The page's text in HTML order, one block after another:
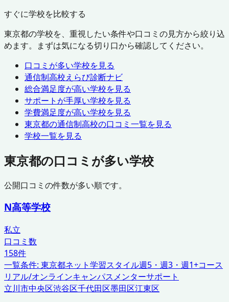
すぐに学校を比較する
東京都の学校を、重視したい条件や口コミの見方から絞り込
めます。まずは気になる切り口から確認してください。
口コミが多い学校を見る
通信制高校えらび診断ナビ
総合満足度が高い学校を見る
サポートが手厚い学校を見る
学費満足度が高い学校を見る
東京都の通信制高校の口コミ一覧を見る
学校一覧を見る
東京都の口コミが多い学校
公開口コミの件数が多い順です。
N高等学校
私立
口コミ数
158件
一覧条件: 東京都ネット学習スタイル週5・週3・週1+コース
リアル/オンラインキャンパスメンターサポート
立川市中央区渋谷区千代田区墨田区江東区